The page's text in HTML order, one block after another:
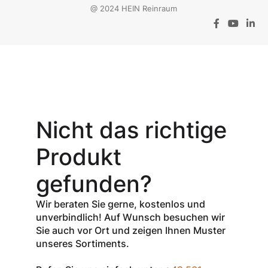
@ 2024 HEIN Reinraum
Gutschein-Code
INSPEC30
erhalten Sie
% Rabattauf
den Netto-
Verkaufspreis
aller Produkte
der Marke
InSpec von
Nicht das richtige
Produkt
gefunden?
Wir beraten Sie gerne, kostenlos und
unverbindlich! Auf Wunsch besuchen wir
Sie auch vor Ort und zeigen Ihnen Muster
unseres Sortiments.